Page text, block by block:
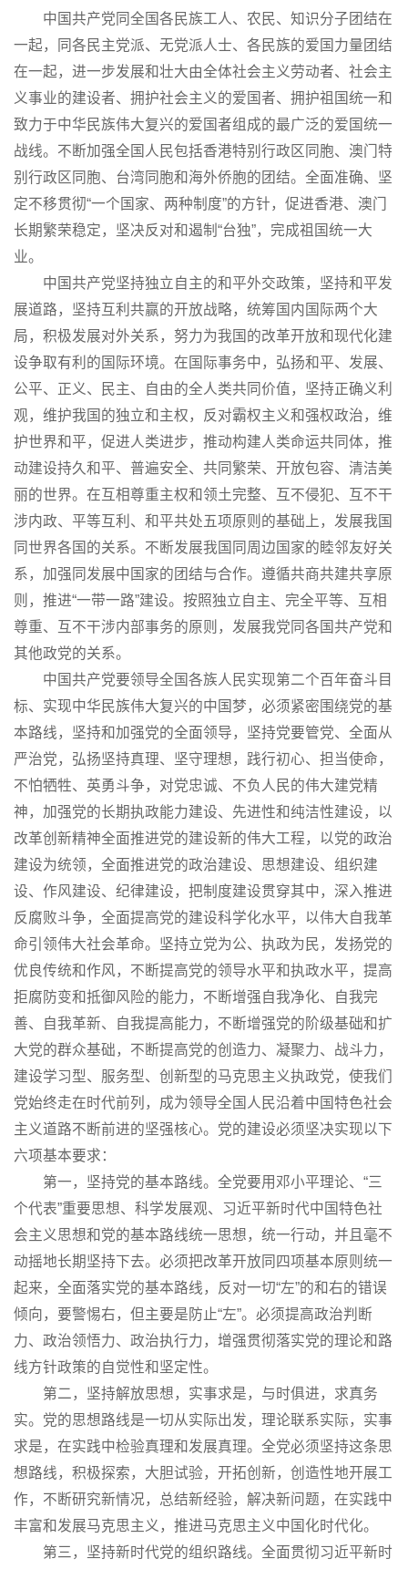
中国共产党同全国各民族工人、农民、知识分子团结在
一起，同各民主党派、无党派人士、各民族的爱国力量团结
在一起，进一步发展和壮大由全体社会主义劳动者、社会主
义事业的建设者、拥护社会主义的爱国者、拥护祖国统一和
致力于中华民族伟大复兴的爱国者组成的最广泛的爱国统一
战线。不断加强全国人民包括香港特别行政区同胞、澳门特
别行政区同胞、台湾同胞和海外侨胞的团结。全面准确、坚
定不移贯彻“一个国家、两种制度”的方针，促进香港、澳门
长期繁荣稳定，坚决反对和遏制“台独”，完成祖国统一大
业。
中国共产党坚持独立自主的和平外交政策，坚持和平发
展道路，坚持互利共赢的开放战略，统筹国内国际两个大
局，积极发展对外关系，努力为我国的改革开放和现代化建
设争取有利的国际环境。在国际事务中，弘扬和平、发展、
公平、正义、民主、自由的全人类共同价值，坚持正确义利
观，维护我国的独立和主权，反对霸权主义和强权政治，维
护世界和平，促进人类进步，推动构建人类命运共同体，推
动建设持久和平、普遍安全、共同繁荣、开放包容、清洁美
丽的世界。在互相尊重主权和领土完整、互不侵犯、互不干
涉内政、平等互利、和平共处五项原则的基础上，发展我国
同世界各国的关系。不断发展我国同周边国家的睦邻友好关
系，加强同发展中国家的团结与合作。遵循共商共建共享原
则，推进“一带一路”建设。按照独立自主、完全平等、互相
尊重、互不干涉内部事务的原则，发展我党同各国共产党和
其他政党的关系。
中国共产党要领导全国各族人民实现第二个百年奋斗目
标、实现中华民族伟大复兴的中国梦，必须紧密围绕党的基
本路线，坚持和加强党的全面领导，坚持党要管党、全面从
严治党，弘扬坚持真理、坚守理想，践行初心、担当使命，
不怕牺牲、英勇斗争，对党忠诚、不负人民的伟大建党精
神，加强党的长期执政能力建设、先进性和纯洁性建设，以
改革创新精神全面推进党的建设新的伟大工程，以党的政治
建设为统领，全面推进党的政治建设、思想建设、组织建
设、作风建设、纪律建设，把制度建设贯穿其中，深入推进
反腐败斗争，全面提高党的建设科学化水平，以伟大自我革
命引领伟大社会革命。坚持立党为公、执政为民，发扬党的
优良传统和作风，不断提高党的领导水平和执政水平，提高
拒腐防变和抵御风险的能力，不断增强自我净化、自我完
善、自我革新、自我提高能力，不断增强党的阶级基础和扩
大党的群众基础，不断提高党的创造力、凝聚力、战斗力，
建设学习型、服务型、创新型的马克思主义执政党，使我们
党始终走在时代前列，成为领导全国人民沿着中国特色社会
主义道路不断前进的坚强核心。党的建设必须坚决实现以下
六项基本要求：
第一，坚持党的基本路线。全党要用邓小平理论、“三
个代表”重要思想、科学发展观、习近平新时代中国特色社
会主义思想和党的基本路线统一思想，统一行动，并且毫不
动摇地长期坚持下去。必须把改革开放同四项基本原则统一
起来，全面落实党的基本路线，反对一切“左”的和右的错误
倾向，要警惕右，但主要是防止“左”。必须提高政治判断
力、政治领悟力、政治执行力，增强贯彻落实党的理论和路
线方针政策的自觉性和坚定性。
第二，坚持解放思想，实事求是，与时俱进，求真务
实。党的思想路线是一切从实际出发，理论联系实际，实事
求是，在实践中检验真理和发展真理。全党必须坚持这条思
想路线，积极探索，大胆试验，开拓创新，创造性地开展工
作，不断研究新情况，总结新经验，解决新问题，在实践中
丰富和发展马克思主义，推进马克思主义中国化时代化。
第三，坚持新时代党的组织路线。全面贯彻习近平新时